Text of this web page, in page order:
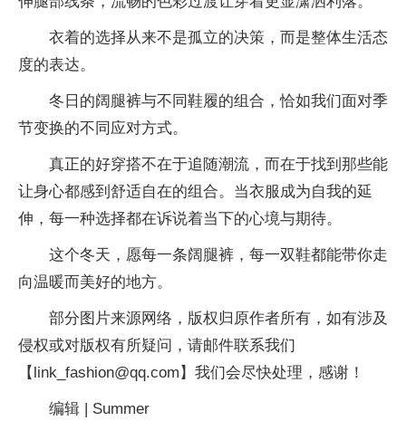
衣着的选择从来不是孤立的决策，而是整体生活态
度的表达。
冬日的阔腿裤与不同鞋履的组合，恰如我们面对季
节变换的不同应对方式。
真正的好穿搭不在于追随潮流，而在于找到那些能
让身心都感到舒适自在的组合。当衣服成为自我的延
伸，每一种选择都在诉说着当下的心境与期待。
这个冬天，愿每一条阔腿裤，每一双鞋都能带你走
向温暖而美好的地方。
部分图片来源网络，版权归原作者所有，如有涉及
侵权或对版权有所疑问，请邮件联系我们
【link_fashion@qq.com】我们会尽快处理，感谢！
编辑 | Summer